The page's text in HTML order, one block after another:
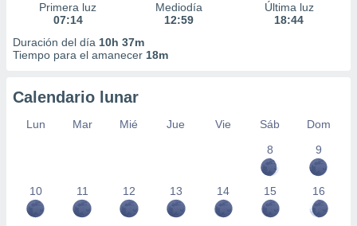
Primera luz
07:14
Mediodía
12:59
Última luz
18:44
Duración del día 10h 37m
Tiempo para el amanecer 18m
Calendario lunar
Lun Mar Mié Jue Vie Sáb
Dom
8
9
10 11 12 13 14 15 16